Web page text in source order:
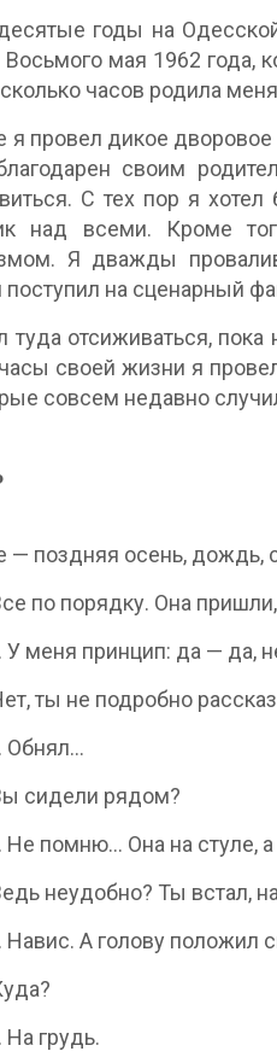
годы на
мая 1962 года,
часов родила
я провел дикое
своим
С тех пор я
над всеми. Кроме
Я дважды
на сценарный
туда отсиживаться,
своей жизни я
совсем недавно
— поздняя осень, дождь,
по порядку. Она
У меня принцип: да — да,
ты не подробно
Обнял…
сидели рядом?
помню… Она на стуле, а
неудобно? Ты встал,
Навис. А голову положил
грудь.